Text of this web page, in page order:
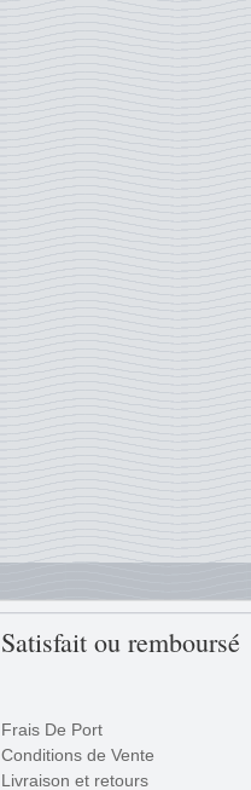
Satisfait ou remboursé
Frais De Port
Conditions de Vente
Livraison et retours